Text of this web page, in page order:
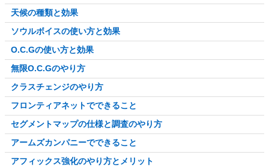
天候の種類と効果
ソウルボイスの使い方と効果
O.C.Gの使い方と効果
無限O.C.Gのやり方
クラスチェンジのやり方
フロンティアネットでできること
セグメントマップの仕様と調査のやり方
アームズカンパニーでできること
アフィックス強化のやり方とメリット